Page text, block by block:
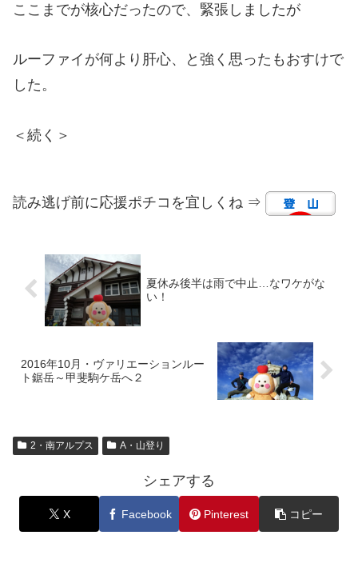
ここまでが核心だったので、緊張しましたが
ルーファイが何より肝心、と強く思ったもおすけで
した。
＜続く＞
読み逃げ前に応援ポチコを宜しくね ⇒
夏休み後半は雨で中止…なワケがな
い！
2016年10月・ヴァリエーションルー
ト鋸岳～甲斐駒ケ岳へ２
2・南アルプス A・山登り
シェアする
X Facebook Pinterest コピー